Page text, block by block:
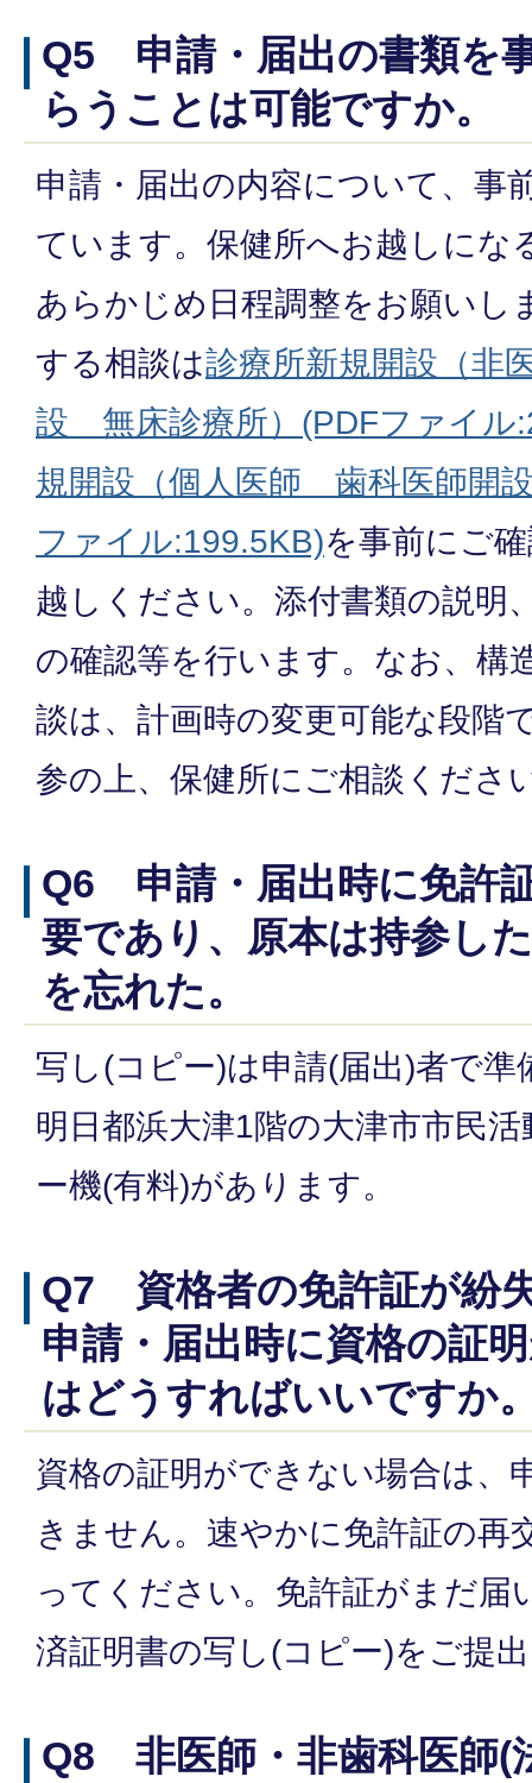
Q5 申請・届出の書類を
らうことは可能ですか。
申請・届出の内容について、事
ています。保健所へお越しにな
あらかじめ日程調整をお願いし
する相談は診療所新規開設（非
設 無床診療所）(PDFファイル
規開設（個人医師 歯科医師開
ファイル:199.5KB)を事前にご
越しください。添付書類の説明
の確認等を行います。なお、構
談は、計画時の変更可能な段階
参の上、保健所にご相談くださ
Q6 申請・届出時に免許
要であり、原本は持参し
を忘れた。
写し(コピー)は申請(届出)者で
明日都浜大津1階の大津市市民
ー機(有料)があります。
Q7 資格者の免許証が紛
申請・届出時に資格の証
はどうすればいいですか
資格の証明ができない場合は、
きません。速やかに免許証の再
ってください。免許証がまだ届
済証明書の写し(コピー)をご提
Q8 非医師・非歯科医師(